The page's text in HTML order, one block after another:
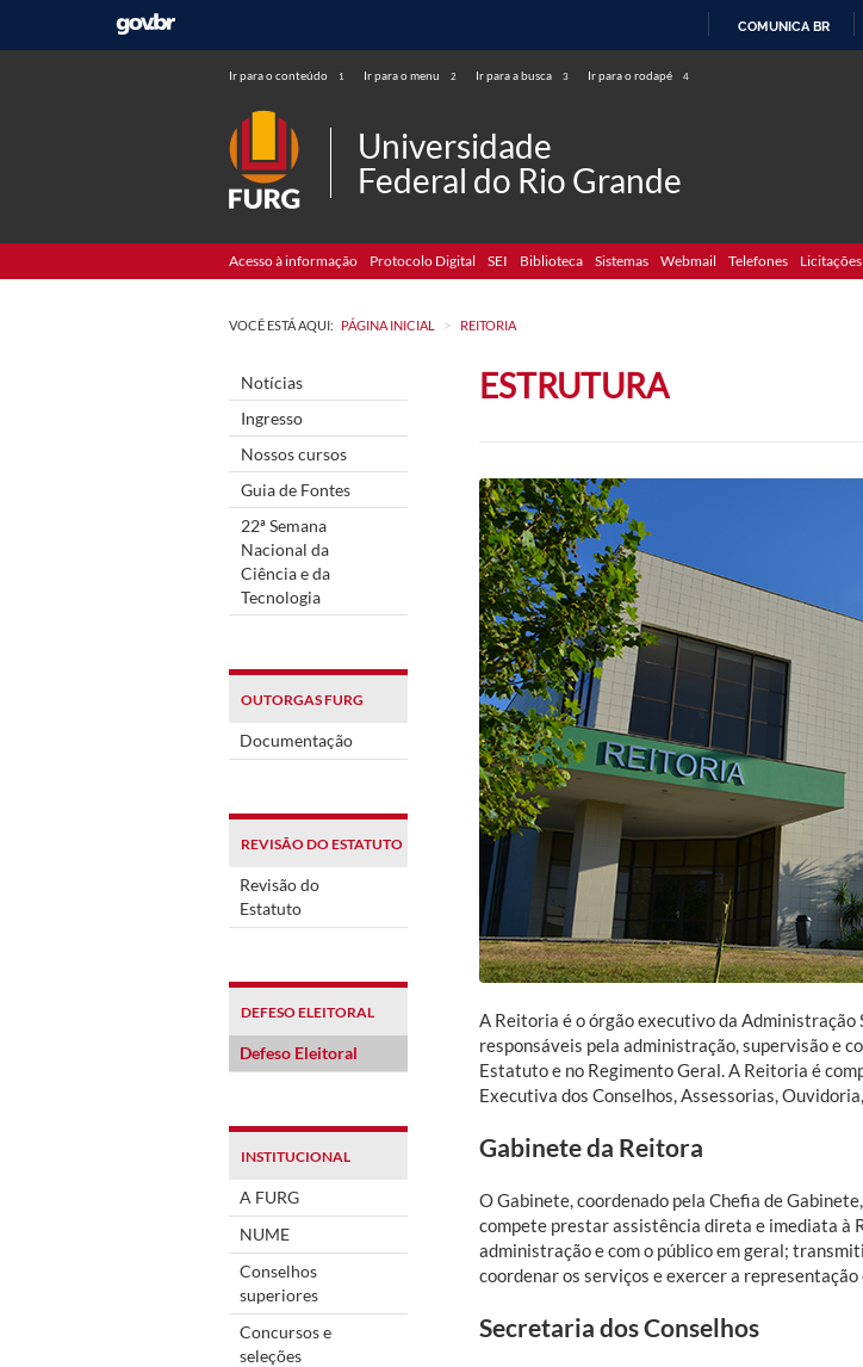
COMUNICA BR
Ir para o conteúdo 1 Ir para o menu 2 Ir para a busca 3 Ir para o rodapé 4
Universidade
Federal do Rio Grande
Acesso à informação Protocolo Digital SEI Biblioteca Sistemas Webmail Telefones Licitações
VOCÊ ESTÁ AQUI: PÁGINA INICIAL > REITORIA
Notícias
Ingresso
Nossos cursos
Guia de Fontes
22ª Semana
Nacional da
Ciência e da
Tecnologia
OUTORGAS FURG
Documentação
REVISÃO DO ESTATUTO
Revisão do
Estatuto
DEFESO ELEITORAL
Defeso Eleitoral
INSTITUCIONAL
A FURG
NUME
Conselhos
superiores
Concursos e
seleções
ESTRUTURA
A Reitoria é o órgão executivo da
responsáveis pela administração, supervisão e
Estatuto e no Regimento Geral. A Reitoria é
Executiva dos Conselhos, Assessorias,
Gabinete da Reitora
O Gabinete, coordenado pela Chefia de
compete prestar assistência direta e imediata à
administração e com o público em geral;
coordenar os serviços e exercer a
Secretaria dos Conselhos